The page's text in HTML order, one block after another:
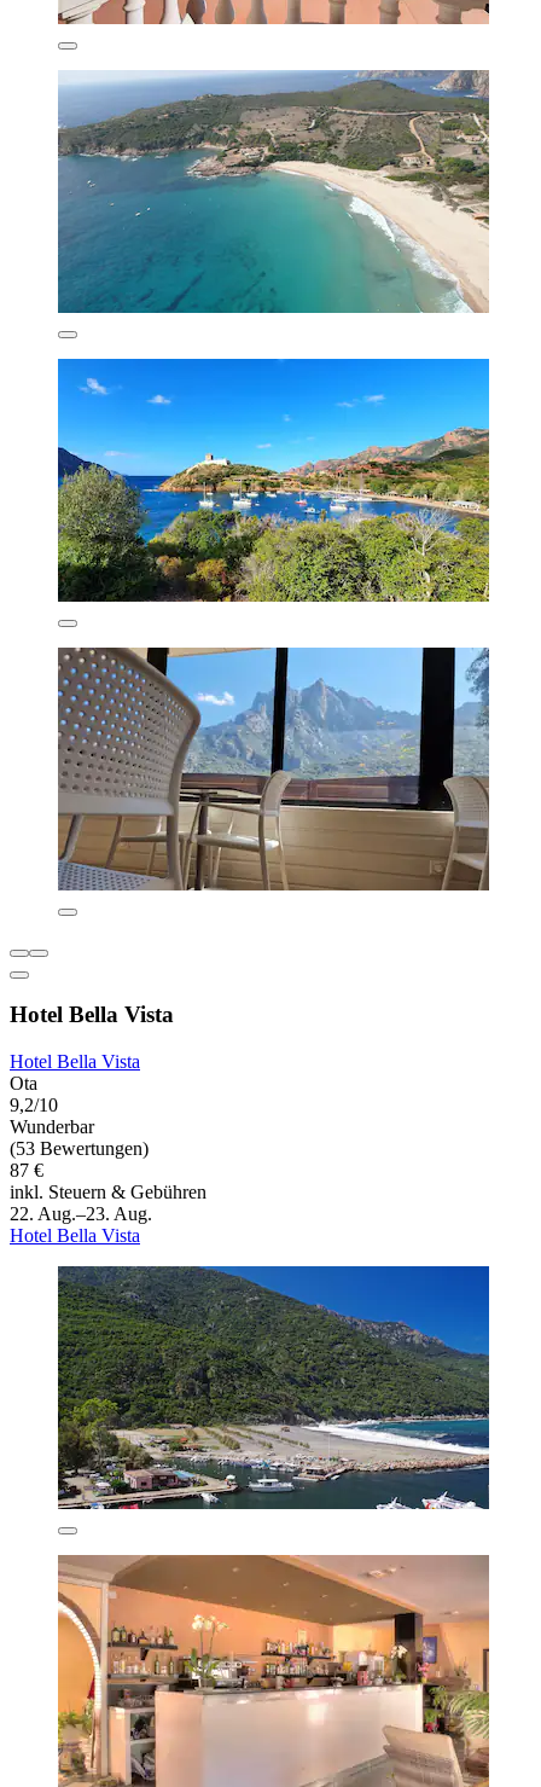
Hotel Bella Vista
Hotel Bella Vista
Ota
9,2/10
Wunderbar
(53 Bewertungen)
87 €
inkl. Steuern & Gebühren
22. Aug.–23. Aug.
Hotel Bella Vista